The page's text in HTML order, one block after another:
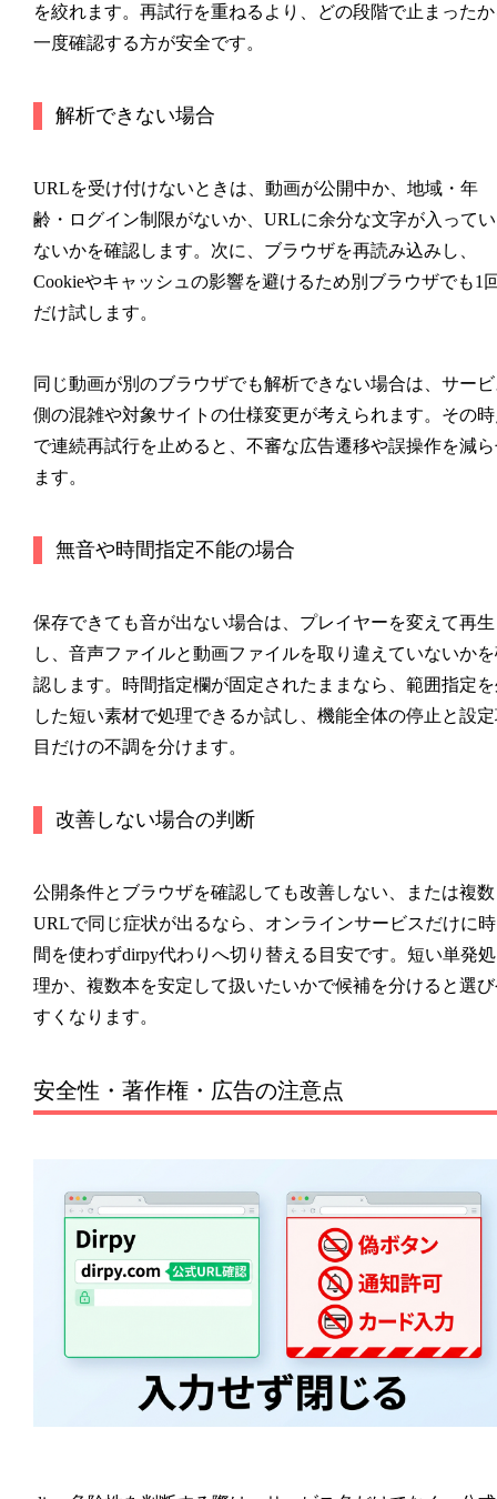
を絞れます。再試行を重ねるより、どの段階で止まった
一度確認する方が安全です。
解析できない場合
URLを受け付けないときは、動画が公開中か、地域・年
齢・ログイン制限がないか、URLに余分な文字が入ってい
ないかを確認します。次に、ブラウザを再読み込みし、
Cookieやキャッシュの影響を避けるため別ブラウザでも1
だけ試します。
同じ動画が別のブラウザでも解析できない場合は、サー
側の混雑や対象サイトの仕様変更が考えられます。その
で連続再試行を止めると、不審な広告遷移や誤操作を減
ます。
無音や時間指定不能の場合
保存できても音が出ない場合は、プレイヤーを変えて再生
し、音声ファイルと動画ファイルを取り違えていないか
認します。時間指定欄が固定されたままなら、範囲指定
した短い素材で処理できるか試し、機能全体の停止と設
目だけの不調を分けます。
改善しない場合の判断
公開条件とブラウザを確認しても改善しない、または複数
URLで同じ症状が出るなら、オンラインサービスだけに時
間を使わずdirpy代わりへ切り替える目安です。短い単発処
理か、複数本を安定して扱いたいかで候補を分けると選
すくなります。
安全性・著作権・広告の注意点